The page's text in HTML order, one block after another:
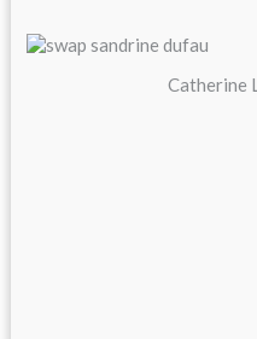
Catherine